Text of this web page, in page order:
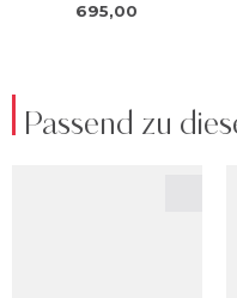
Passend zu